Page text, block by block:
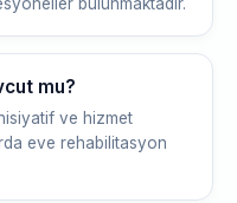
bulunmaktadır.
mu?
ve hizmet
eve rehabilitasyon